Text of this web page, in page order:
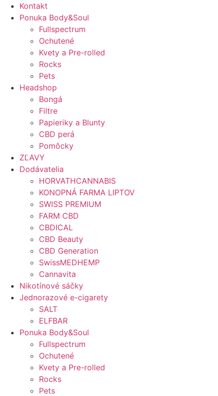
Kontakt
Ponuka Body&Soul
Fullspectrum
Ochutené
Kvety a Pre-rolled
Rocks
Pets
Headshop
Bongá
Filtre
Papieriky a Blunty
CBD perá
Pomôcky
ZĽAVY
Dodávatelia
HORVATHCANNABIS
KONOPNÁ FARMA LIPTOV
SWISS PREMIUM
FARM CBD
CBDICAL
CBD Beauty
CBD Generation
SwissMEDHEMP
Cannavita
Nikotínové sáčky
Jednorazové e-cigarety
SALT
ELFBAR
Ponuka Body&Soul
Fullspectrum
Ochutené
Kvety a Pre-rolled
Rocks
Pets